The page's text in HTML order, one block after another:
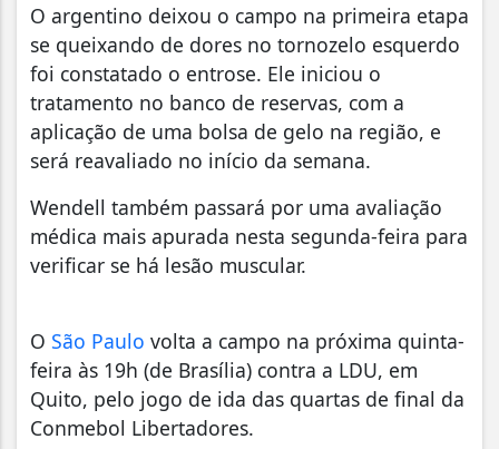
O argentino deixou o campo na primeira etapa
se queixando de dores no tornozelo esquerdo
foi constatado o entrose. Ele iniciou o
tratamento no banco de reservas, com a
aplicação de uma bolsa de gelo na região, e
será reavaliado no início da semana.
Wendell também passará por uma avaliação
médica mais apurada nesta segunda-feira para
verificar se há lesão muscular.
O São Paulo volta a campo na próxima quinta-
feira às 19h (de Brasília) contra a LDU, em
Quito, pelo jogo de ida das quartas de final da
Conmebol Libertadores.